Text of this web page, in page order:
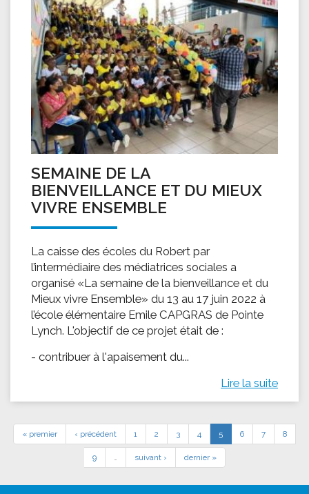
SEMAINE DE LA
BIENVEILLANCE ET DU MIEUX
VIVRE ENSEMBLE
La caisse des écoles du Robert par
l’intermédiaire des médiatrices sociales a
organisé «La semaine de la bienveillance et du
Mieux vivre Ensemble» du 13 au 17 juin 2022 à
l’école élémentaire Emile CAPGRAS de Pointe
Lynch. L'objectif de ce projet était de :
- contribuer à l'apaisement du...
Lire la suite
« premier ‹ précédent 1 2 3 4 5 6 7 8
9 … suivant › dernier »